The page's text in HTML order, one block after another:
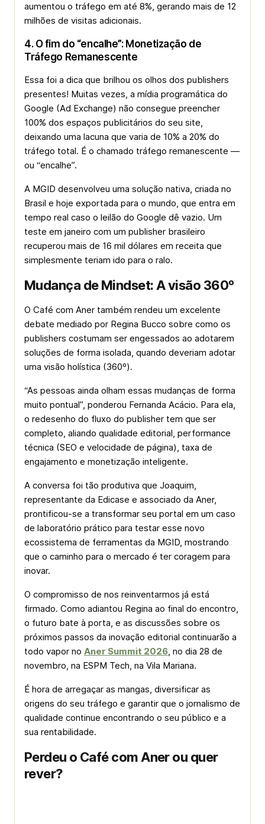
aumentou o tráfego em até 8%, gerando mais de 12
milhões de visitas adicionais.
4. O fim do “encalhe”: Monetização de
Tráfego Remanescente
Essa foi a dica que brilhou os olhos dos publishers
presentes! Muitas vezes, a mídia programática do
Google (Ad Exchange) não consegue preencher
100% dos espaços publicitários do seu site,
deixando uma lacuna que varia de 10% a 20% do
tráfego total. É o chamado tráfego remanescente —
ou “encalhe”.
A MGID desenvolveu uma solução nativa, criada no
Brasil e hoje exportada para o mundo, que entra em
tempo real caso o leilão do Google dê vazio. Um
teste em janeiro com um publisher brasileiro
recuperou mais de 16 mil dólares em receita que
simplesmente teriam ido para o ralo.
Mudança de Mindset: A visão 360º
O Café com Aner também rendeu um excelente
debate mediado por Regina Bucco sobre como os
publishers costumam ser engessados ao adotarem
soluções de forma isolada, quando deveriam adotar
uma visão holística (360º).
“As pessoas ainda olham essas mudanças de forma
muito pontual”, ponderou Fernanda Acácio. Para ela,
o redesenho do fluxo do publisher tem que ser
completo, aliando qualidade editorial, performance
técnica (SEO e velocidade de página), taxa de
engajamento e monetização inteligente.
A conversa foi tão produtiva que Joaquim,
representante da Edicase e associado da Aner,
prontificou-se a transformar seu portal em um caso
de laboratório prático para testar esse novo
ecossistema de ferramentas da MGID, mostrando
que o caminho para o mercado é ter coragem para
inovar.
O compromisso de nos reinventarmos já está
firmado. Como adiantou Regina ao final do encontro,
o futuro bate à porta, e as discussões sobre os
próximos passos da inovação editorial continuarão a
todo vapor no Aner Summit 2026, no dia 28 de
novembro, na ESPM Tech, na Vila Mariana.
É hora de arregaçar as mangas, diversificar as
origens do seu tráfego e garantir que o jornalismo de
qualidade continue encontrando o seu público e a
sua rentabilidade.
Perdeu o Café com Aner ou quer
rever?